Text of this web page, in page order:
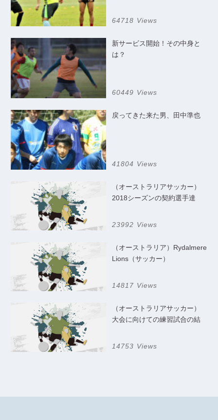
64718 Views
新サービス開始！その中身と
は？
60449 Views
戻ってきた来た男、田中準也
41804 Views
（オーストラリアサッカー）
2018シーズンの契約選手達
23992 Views
（オーストラリア）Rydalmere
Lions（サッカー）
14817 Views
（オーストラリアサッカー）
大会に向けての練習試合の結
14753 Views